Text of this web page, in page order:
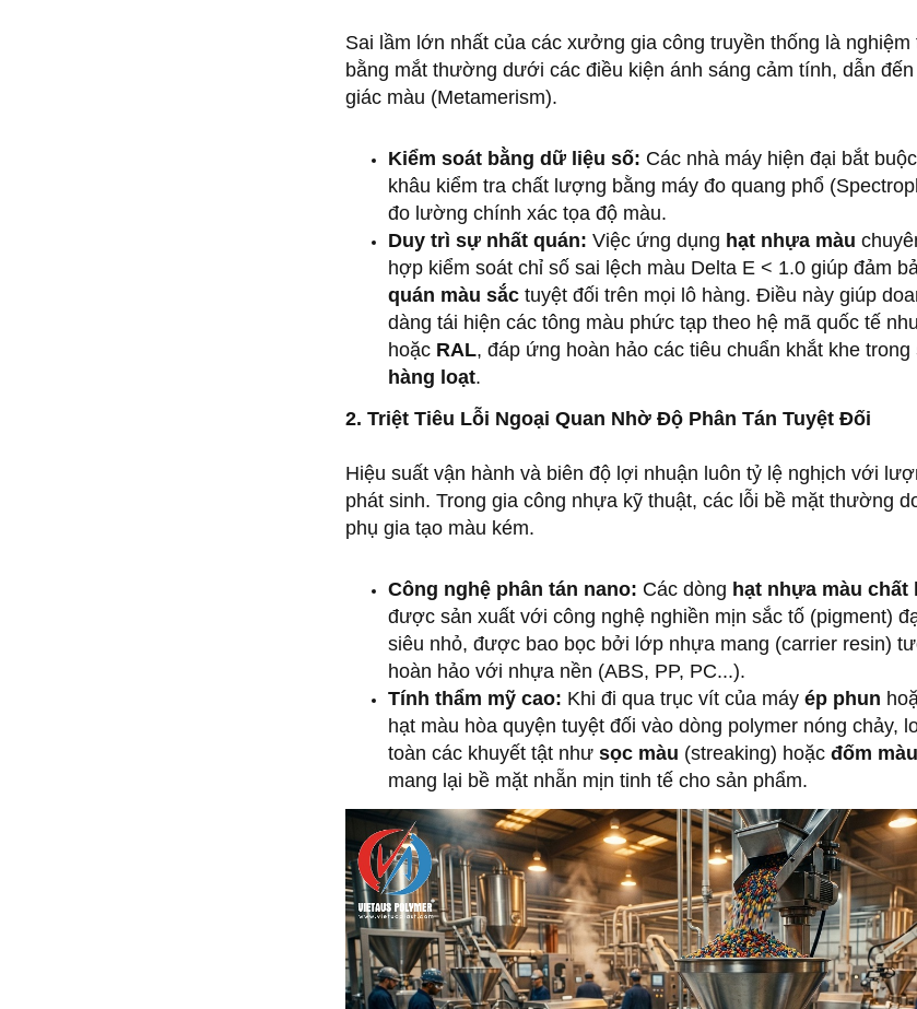
Sai lầm lớn nhất của các xưởng gia công truyền thống là nghiệm
bằng mắt thường dưới các điều kiện ánh sáng cảm tính, dẫn
giác màu (Metamerism).
Kiểm soát bằng dữ liệu số: Các nhà máy hiện đại bắt
khâu kiểm tra chất lượng bằng máy đo quang phổ
đo lường chính xác tọa độ màu.
Duy trì sự nhất quán: Việc ứng dụng hạt nhựa màu
hợp kiểm soát chỉ số sai lệch màu Delta E < 1.0 giúp đảm
quán màu sắc tuyệt đối trên mọi lô hàng. Điều này giúp
dàng tái hiện các tông màu phức tạp theo hệ mã quốc tế
hoặc RAL, đáp ứng hoàn hảo các tiêu chuẩn khắt khe trong
hàng loạt.
2. Triệt Tiêu Lỗi Ngoại Quan Nhờ Độ Phân Tán Tuyệt Đối
Hiệu suất vận hành và biên độ lợi nhuận luôn tỷ lệ nghịch với
phát sinh. Trong gia công nhựa kỹ thuật, các lỗi bề mặt thường
phụ gia tạo màu kém.
Công nghệ phân tán nano: Các dòng hạt nhựa màu
được sản xuất với công nghệ nghiền mịn sắc tố (pigment)
siêu nhỏ, được bao bọc bởi lớp nhựa mang (carrier resin)
hoàn hảo với nhựa nền (ABS, PP, PC...).
Tính thẩm mỹ cao: Khi đi qua trục vít của máy ép phun
hạt màu hòa quyện tuyệt đối vào dòng polymer nóng chảy,
toàn các khuyết tật như sọc màu (streaking) hoặc đốm màu
mang lại bề mặt nhẵn mịn tinh tế cho sản phẩm.